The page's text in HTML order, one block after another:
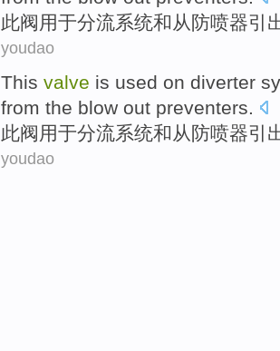
此阀用于分流系统和 从防喷器引
youdao
This valve is used on diverter
from the blow out preventers.
此阀用于分流系统和 从防喷器引
youdao